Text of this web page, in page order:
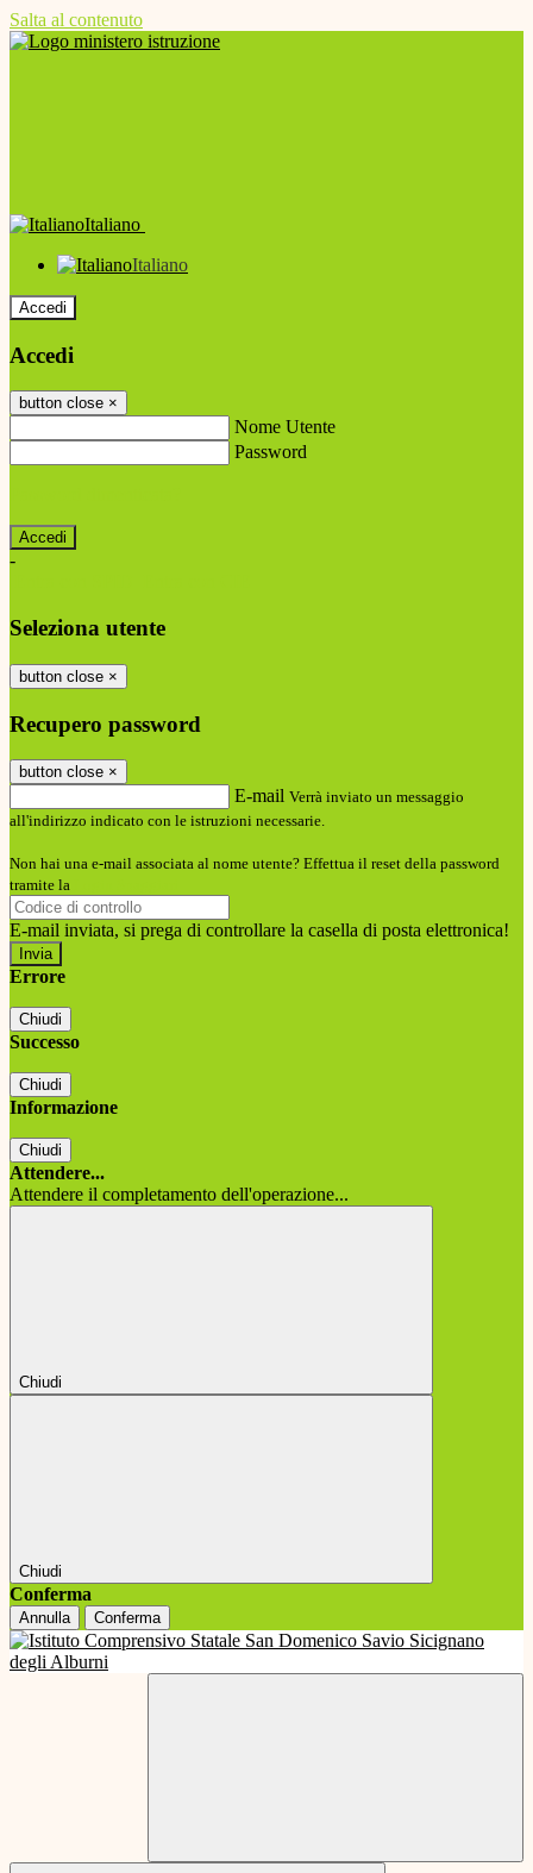
Salta al contenuto
Italiano
Italiano
Accedi
Accedi
button close ×
Nome Utente
Password
-
Seleziona utente
button close ×
Recupero password
button close ×
E-mail Verrà inviato un messaggio
all'indirizzo indicato con le istruzioni necessarie.
Non hai una e-mail associata al nome utente? Effettua il reset della password
tramite la
E-mail inviata, si prega di controllare la casella di posta elettronica!
Errore
Chiudi
Successo
Chiudi
Informazione
Chiudi
Attendere...
Attendere il completamento dell'operazione...
Chiudi
Chiudi
Conferma
Annulla Conferma